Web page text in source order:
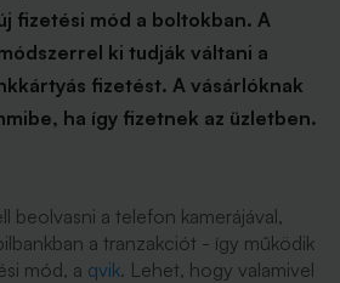
fizetési mód a boltokban. A
ki tudják váltani a
fizetést. A vásárlóknak
ha így fizetnek az üzletben.
beolvasni a telefon kamerájával,
a tranzakciót - így működik
mód, a qvik. Lehet, hogy valamivel